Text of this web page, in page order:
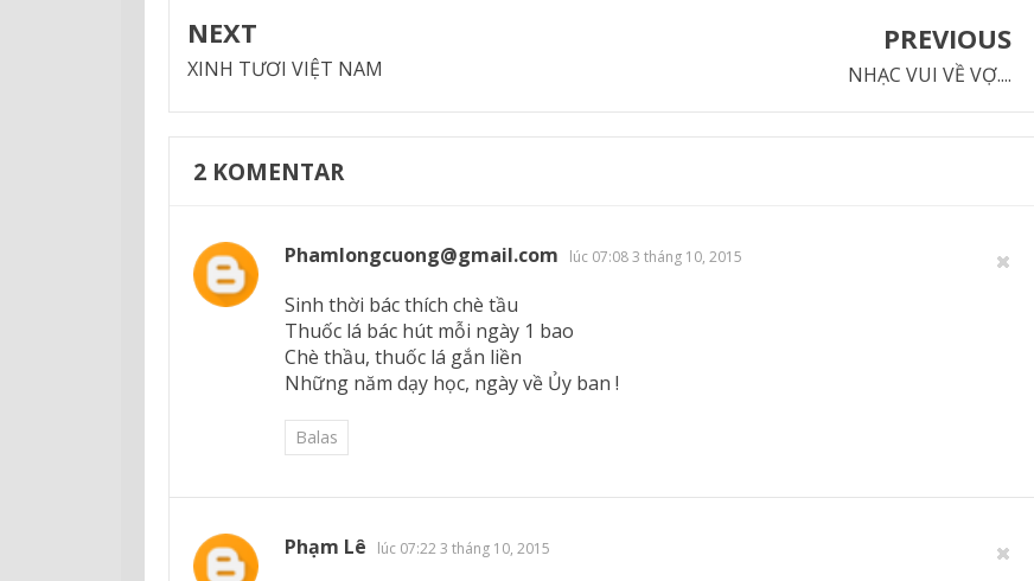
NEXT
XINH TƯƠI VIỆT NAM
PREVIOUS
NHẠC VUI VỀ VỢ....
2 KOMENTAR
Phamlongcuong@gmail.com lúc 07:08 3 tháng 10, 2015
Sinh thời bác thích chè tầu
Thuốc lá bác hút mỗi ngày 1 bao
Chè thầu, thuốc lá gắn liền
Những năm dạy học, ngày về Ủy ban !
Balas
Phạm Lê lúc 07:22 3 tháng 10, 2015